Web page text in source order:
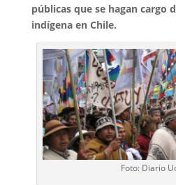
públicas que se hagan cargo
indígena en Chile.
Foto: Diario